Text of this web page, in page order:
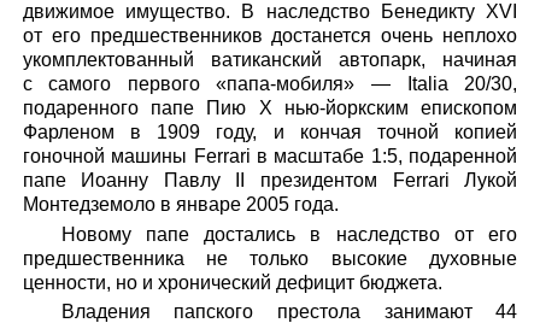
движимое имущество. В наследство Бенедикту XVI
от его предшественников достанется очень неплохо
укомплектованный ватиканский автопарк, начиная
с самого первого «папа-мобиля» — Italia 20/30,
подаренного папе Пию X нью-йоркским епископом
Фарленом в 1909 году, и кончая точной копией
гоночной машины Ferrari в масштабе 1:5, подаренной
папе Иоанну Павлу II президентом Ferrari Лукой
Монтедземоло в январе 2005 года.
Новому папе достались в наследство от его
предшественника не только высокие духовные
ценности, но и хронический дефицит бюджета.
Владения папского престола занимают 44